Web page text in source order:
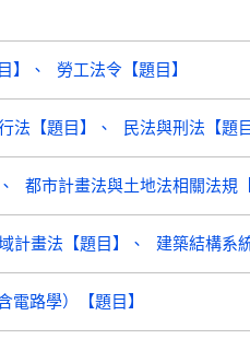
】 勞工法令【題目】
法【題目】 民法與刑法【題目
都市計畫法與土地法相關法規
計畫法【題目】 建築結構系
電路學）【題目】